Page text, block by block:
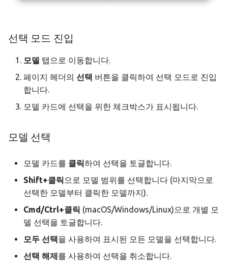
선택 모드 진입
모델 탭으로 이동합니다.
페이지 헤더의 선택 버튼을 클릭하여 선택 모드로 진입
합니다.
모델 카드에 선택을 위한 체크박스가 표시됩니다.
모델 선택
모델 카드를 클릭하여 선택을 토글합니다.
Shift+클릭 으로 모델 범위를 선택합니다 (마지막으로
선택한 모델부터 클릭한 모델까지).
Cmd/Ctrl+클릭 (macOS/Windows/Linux)으로 개별 모
델 선택을 토글합니다.
모두 선택을 사용하여 표시된 모든 모델을 선택합니다.
선택 해제 를 사용하여 선택을 취소합니다.